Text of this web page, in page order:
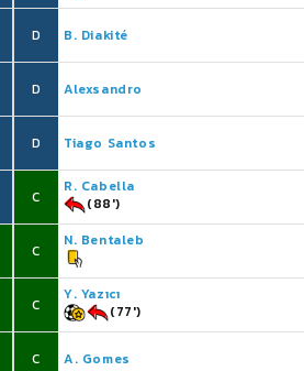
D B. Diakité
D Alexsandro
D Tiago Santos
C
R. Cabella
(88')
C
N. Bentaleb
C
Y. Yazıcı
(77')
C A. Gomes